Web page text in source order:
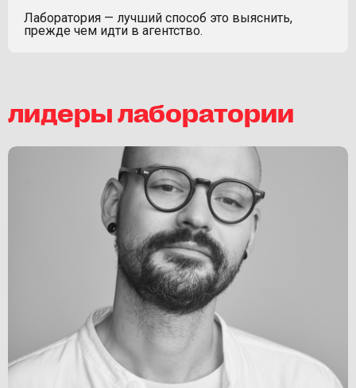
Лаборатория — лучший способ это выяснить,
прежде чем идти в агентство.
лидеры лаборатории